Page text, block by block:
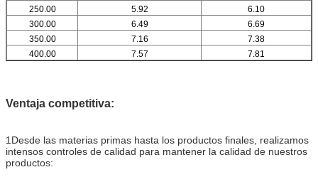
250.00
5.92
6.10
300.00
6.49
6.69
350.00
7.16
7.38
400.00
7.57
7.81
550.00
865.00
11.52
11.88
1000.00
12.38 12.76
Ventaja competitiva:
1Desde las materias primas hasta los productos finales, realizamos
intensos controles de calidad para mantener la calidad de nuestros
productos: